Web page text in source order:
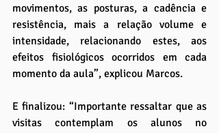
movimentos, as posturas, a cadência e
resistência, mais a relação volume e
intensidade, relacionando estes, aos
efeitos fisiológicos ocorridos em cada
momento da aula”, explicou Marcos.
E finalizou: “Importante ressaltar que as
visitas contemplam os alunos no